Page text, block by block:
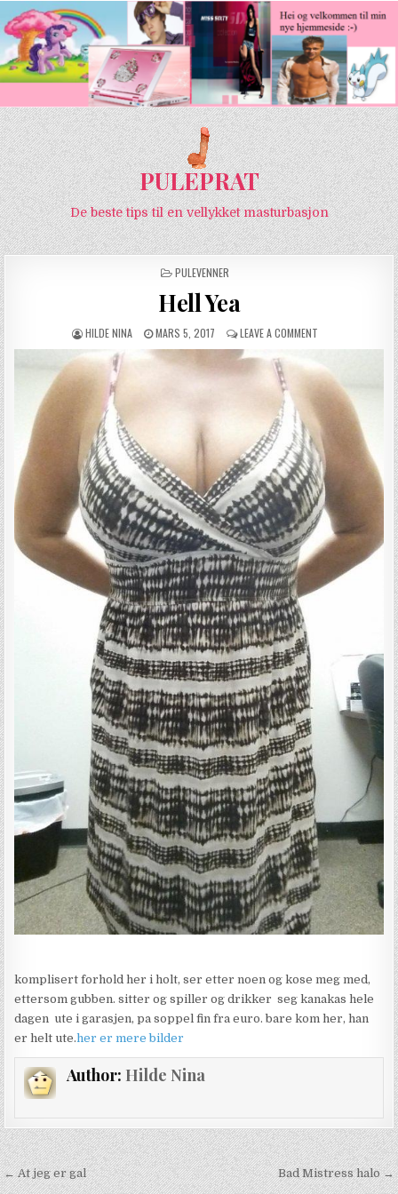
PULEPRAT
De beste tips til en vellykket masturbasjon
POSTED IN
PULEVENNER
Hell Yea
AUTHOR:
HILDE NINA PUBLISHED DATE:
MARS 5, 2017 LEAVE A COMMENTON HELL YEA
komplisert forhold her i holt, ser etter noen og kose meg med,
ettersom gubben. sitter og spiller og drikker seg kanakas hele
dagen ute i garasjen, pa soppel fin fra euro. bare kom her, han
er helt ute.her er mere bilder
Author: Hilde Nina
Innleggsnavigasjon
← At jeg er gal Bad Mistress halo →